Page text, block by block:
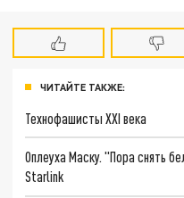
ЧИТАЙТЕ ТАКЖЕ:
Технофашисты XXI века
Оплеуха Маску. "Пора снять
Starlink